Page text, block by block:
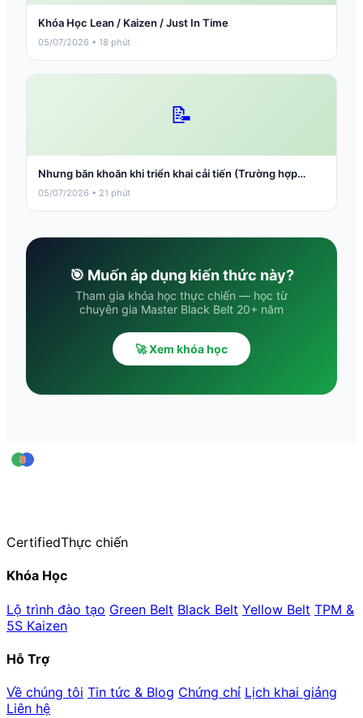
Khóa Học Lean / Kaizen / Just In Time
05/07/2026 • 18 phút
📝
Nhưng băn khoăn khi triển khai cải tiến (Trường hợp…
05/07/2026 • 21 phút
🎯 Muốn áp dụng kiến thức này?
Tham gia khóa học thực chiến — học từ
chuyên gia Master Black Belt 20+ năm
🚀 Xem khóa học
CertifiedThực chiến
Khóa Học
Lộ trình đào tạo Green Belt Black Belt Yellow Belt TPM &
5S Kaizen
Hỗ Trợ
Về chúng tôi Tin tức & Blog Chứng chỉ Lịch khai giảng
Liên hệ